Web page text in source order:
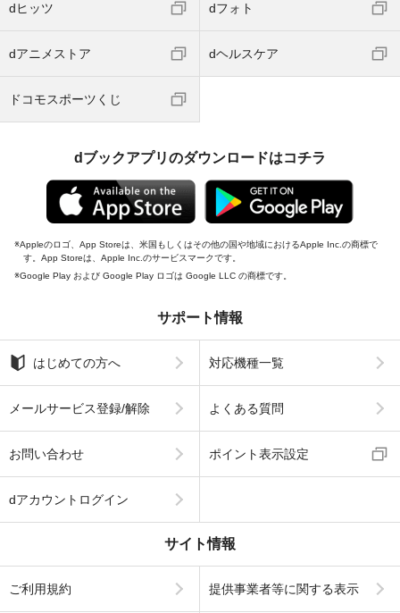
dヒッツ dフォト
dアニメストア dヘルスケア
ドコモスポーツくじ
dブックアプリのダウンロードはコチラ
Appleのロゴ、App Storeは、米国もしくはその他の国や地域におけるApple Inc.の商標で
す。App Storeは、Apple Inc.のサービスマークです。
Google Play および Google Play ロゴは Google LLC の商標です。
サポート情報
はじめての方へ 対応機種一覧
メールサービス登録/解除 よくある質問
お問い合わせ ポイント表示設定
dアカウントログイン
サイト情報
ご利用規約 提供事業者等に関する表示